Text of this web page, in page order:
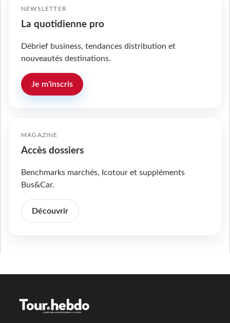
NEWSLETTER
La quotidienne pro
Débrief business, tendances distribution et
nouveautés destinations.
Je m'inscris
MAGAZINE
Accès dossiers
Benchmarks marchés, Icotour et suppléments
Bus&Car.
Découvrir